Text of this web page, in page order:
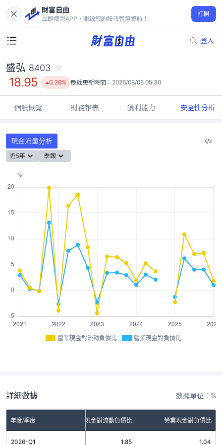
財富自由
立即使用APP，開啟您的股市智慧導航！
打開
登入
18.95
0.26%
盛弘 8403
18.95 0.26% 最近更新時間： 2026/08/06 05:30
個股概覽 財務報表 獲利能力 安全性分析
現金流量分析
近5年 季報
營業現金對流動負債比 營業現金對負債比
詳細數據 數據單位：%
年度/季度 營業現金對流動負債比 營業現金對負債比
2026-Q1 1.85 1.04